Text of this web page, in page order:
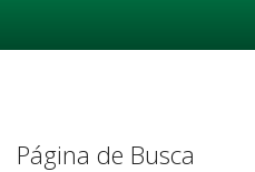
Página de Busca